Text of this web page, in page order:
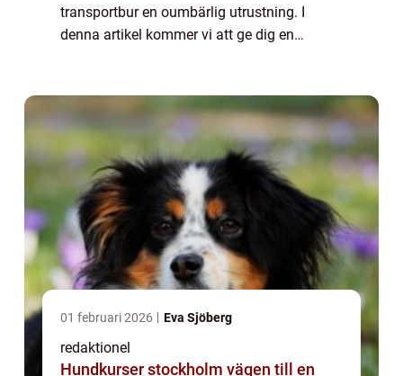
transportbur en oumbärlig utrustning. I
denna artikel kommer vi att ge dig en
01 februari 2026 Eva Sjöberg
redaktionel
Hundkurser stockholm vägen till en